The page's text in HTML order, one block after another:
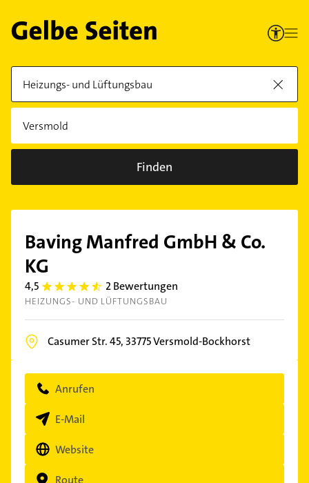
Finden
Baving Manfred GmbH & Co.
KG
4,5 4.5 2 Bewertungen
HEIZUNGS- UND LÜFTUNGSBAU
Casumer Str. 45, 33775Versmold-Bockhorst
Anrufen
E-Mail
Website
Route